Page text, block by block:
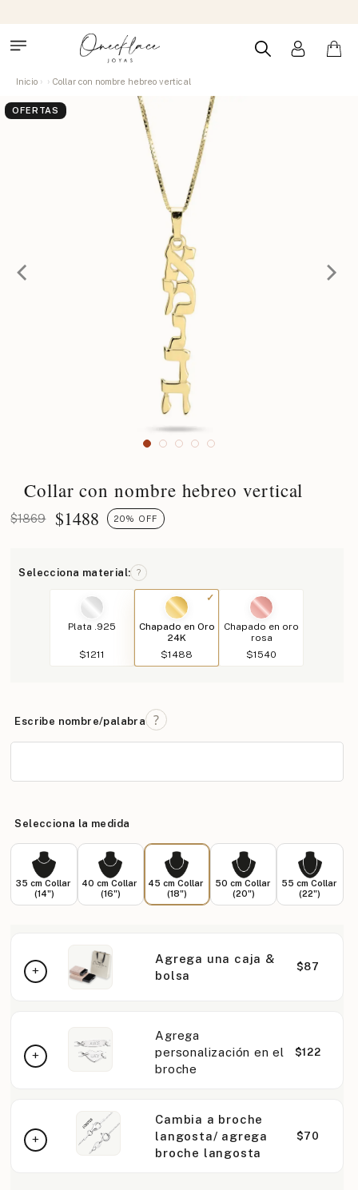
Inicio Collar con nombre hebreo vertical
OFERTAS
Collar con nombre hebreo vertical
$1869 $1488 20% OFF
Selecciona material: ?
Plata .925
$1211
Chapado en Oro
24K
$1488
Chapado en oro
rosa
$1540
Escribe nombre/palabra
Selecciona la medida
35 cm Collar
(14")
40 cm Collar
(16")
45 cm Collar
(18")
50 cm Collar
(20")
55 cm Collar
(22")
Agrega una caja &
bolsa
$87
Agrega
personalización en el
broche
$122
Cambia a broche
langosta/ agrega
broche langosta
$70